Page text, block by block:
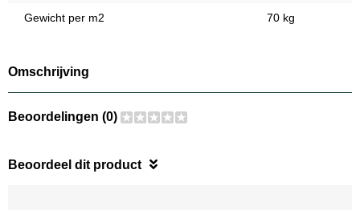
Gewicht per m2 70 kg
Omschrijving
Beoordelingen (0)
Beoordeel dit product